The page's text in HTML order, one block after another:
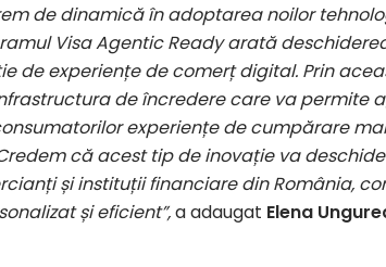
de dinamică în adoptarea noilor
Visa Agentic Ready arată
de experiențe de comerț digital. Prin
de încredere care va permite
experiențe de cumpărare
că acest tip de inovație va
și instituții financiare din România,
și eficient”,a adaugat Elena